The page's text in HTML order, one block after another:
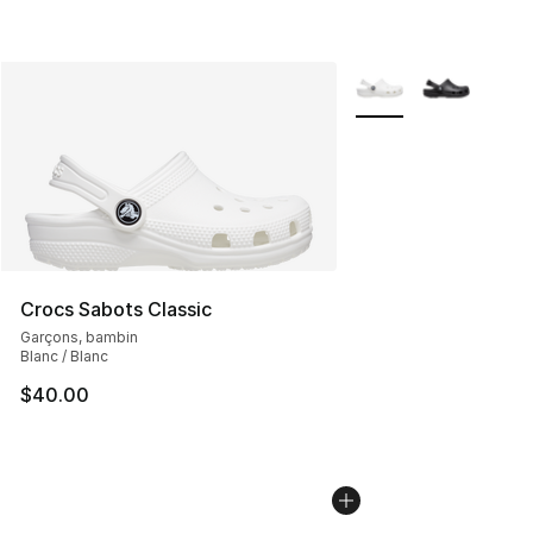
Crocs Sabots Classic
Garçons, bambin
Blanc / Blanc
$40.00
Plus de couleurs